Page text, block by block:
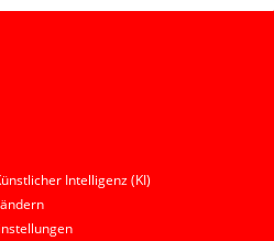
Intelligenz (KI)